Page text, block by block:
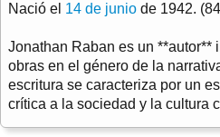
Nació el 14 de junio de 1942.
Jonathan Raban es un **autor**
obras en el género de la
escritura se caracteriza por un
crítica a la sociedad y la cultura